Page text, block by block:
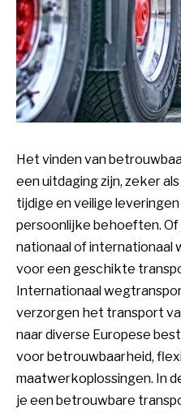
Het vinden van
een uitdaging zijn, zeker
tijdige en veilige
persoonlijke behoeften. Of
nationaal of internationaal
voor een geschikte
Internationaal
verzorgen het transport
naar diverse Europese
voor betrouwbaarheid,
maatwerkoplossingen. In
je een betrouwbare